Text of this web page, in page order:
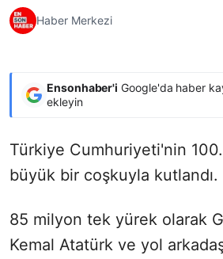
Haber Merkezi
Ensonhaber'i Google'da haber
ekleyin
Türkiye Cumhuriyeti'nin 100.
büyük bir coşkuyla kutlandı.
85 milyon tek yürek olarak
Kemal Atatürk ve yol